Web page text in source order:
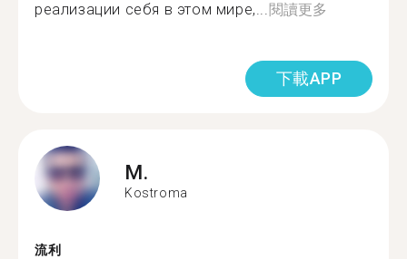
реализации себя в этом мире,...閱讀更多
下載APP
M.
Kostroma
流利